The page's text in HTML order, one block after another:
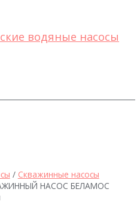
водяные насосы
/ Скважинные насосы
НАСОС БЕЛАМОС